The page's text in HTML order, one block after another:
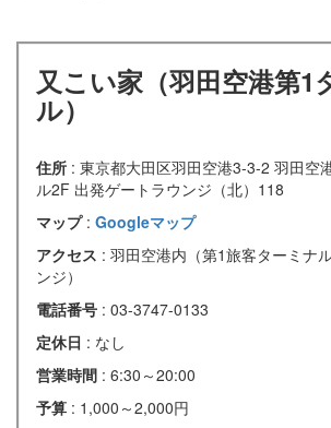
又こい家（羽田空港第1
ル）
住所 : 東京都大田区羽田空港3-3-2 羽田空
ル2F 出発ゲートラウンジ（北）118
マップ : Googleマップ
アクセス : 羽田空港内（第1旅客ターミナ
ンジ）
電話番号 : 03-3747-0133
定休日 : なし
営業時間 : 6:30～20:00
予算 : 1,000～2,000円